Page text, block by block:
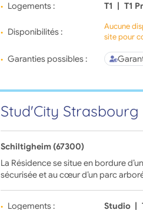
Logements : T1 | T1
Disponibilités :
Aucune
site pour
Garanties possibles :
Stud'City Strasbourg
Schiltigheim (67300)
La Résidence se situe en bordure
sécurisée et au cœur d’un parc
Logements : Studio |